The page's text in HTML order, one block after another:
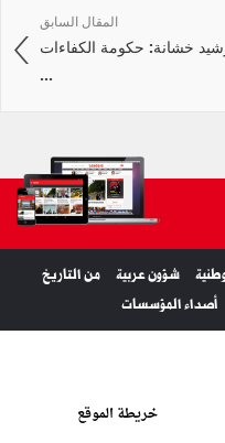
المقال السابق
خشانة: حكومة الكفاءات
...
شؤون عربية
من التاريخ
أصداء المؤسسات
خريطة الموقع